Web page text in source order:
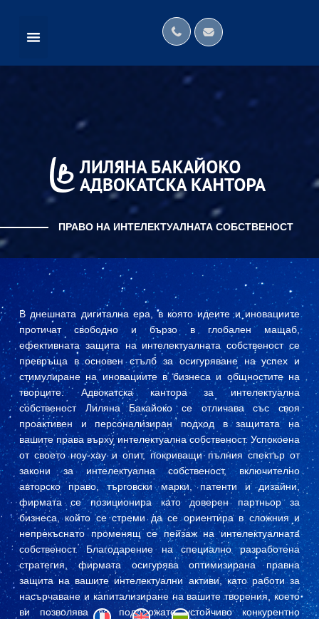
ПРАВО НА ИНТЕЛЕКТУАЛНАТА СОБСТВЕНОСТ
В днешната дигитална ера, в която идеите и иновациите
протичат свободно и бързо в глобален мащаб,
ефективната защита на интелектуалната собственост се
превръща в основен стълб за осигуряване на успех и
стимулиране на иновациите в бизнеса и общностите на
творците. Адвокатска кантора за интелектуална
собственост Лиляна Бакайоко се отличава със своя
проактивен и персонализиран подход в защитата на
вашите права върху интелектуална собственост. Успокоена
от своето ноу-хау и опит, покриващи пълния спектър от
закони за интелектуална собственост, включително
авторско право, търговски марки, патенти и дизайни,
фирмата се позиционира като доверен партньор за
бизнеса, който се стреми да се ориентира в сложния и
непрекъснато променящ се пейзаж на интелектуалната
собственост. Благодарение на специално разработена
стратегия, фирмата осигурява оптимизирана правна
защита на вашите интелектуални активи, като работи за
насърчаване и капитализиране на вашите творения, което
ви позволява да поддържате устойчиво конкурентно